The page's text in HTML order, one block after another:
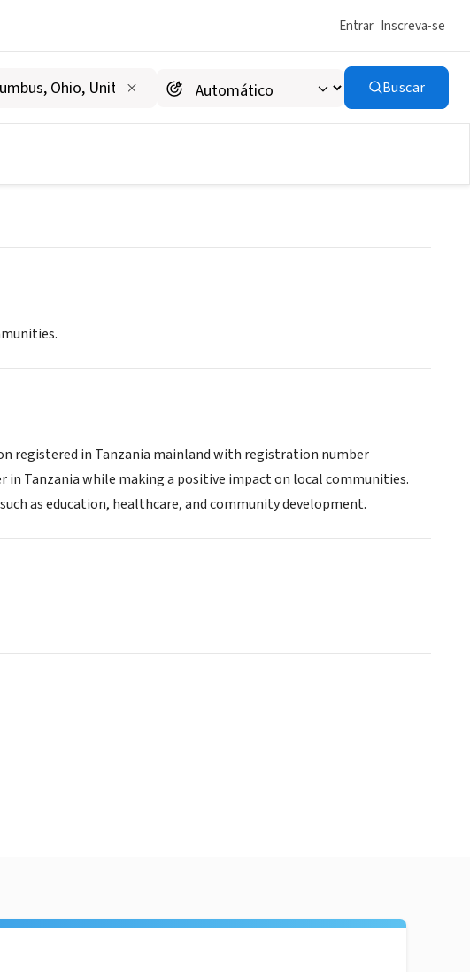
Entrar Inscreva-se
Buscar
VoSTa)
registered in Tanzania mainland with registration number
Tanzania while making a positive impact on local communities.
as education, healthcare, and community development.